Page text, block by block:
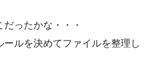
ったかな・・・
ールを決めてファイルを整理し